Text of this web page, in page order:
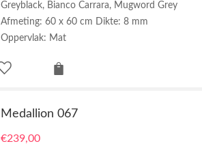
Greyblack, Bianco Carrara, Mugword Grey
Afmeting: 60 x 60 cm Dikte: 8 mm
Oppervlak: Mat
Medallion 067
€239,00